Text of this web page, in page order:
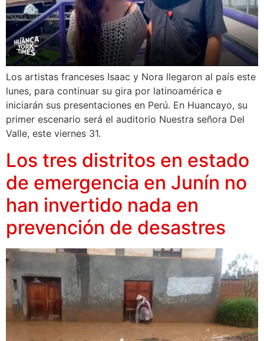
Los artistas franceses Isaac y Nora llegaron al país este
lunes, para continuar su gira por latinoamérica e
iniciarán sus presentaciones en Perú. En Huancayo, su
primer escenario será el auditorio Nuestra señora Del
Valle, este viernes 31.
Los tres distritos en estado
de emergencia en Junín no
han invertido nada en
prevención de desastres